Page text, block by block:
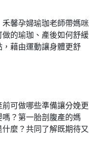
禾馨孕婦瑜珈老師帶媽咪
的瑜珈、產後如何舒緩
藉由運動讓身體更舒
可做哪些準備讓分娩更
？第一胎剖腹產的媽
麼？共同了解既期待又